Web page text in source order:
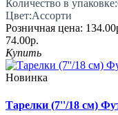
Количество в упаковке:
Цвет:Ассорти
Розничная цена:
74.00р.
Купить
Новинка
Тарелки (7''/18 см)